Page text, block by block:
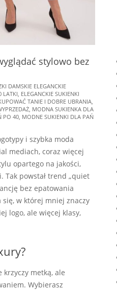
stylowo bez
DAMSKIE ELEGANCKIE
LATKI, ELEGANCKIE SUKIENKI
TANIE I DOBRE UBRANIA,
, MODNA SUKIENKA DLA
PO 40, MODNE SUKIENKI DLA PAŃ
i szybka moda
mediach, coraz więcej
opartego na jakości,
Tak powstał trend „quiet
bez epatowania
w której mniej znaczy
logo, ale więcej klasy,
metką, ale
Wybierasz